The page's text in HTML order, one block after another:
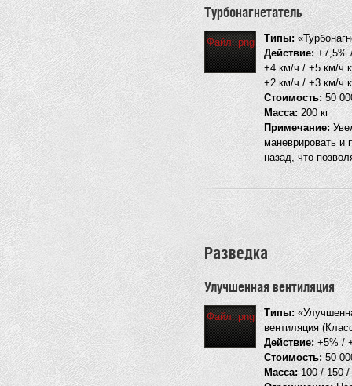
Турбонагнетатель
Файл:.png Типы:
Действие:+7,5%
+4 км/ч / +5 км/ч
+2 км/ч / +3 км/ч
Стоимость: 50
Масса: 200 кг
Примечание:
маневрировать и
назад, что
Разведка
Улучшенная вентиляция
Файл:.png Типы:
вентиляция
Действие:+5% /
Стоимость:50
Масса:100 / 150 /